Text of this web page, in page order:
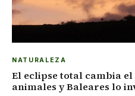
NATURALEZA
El eclipse total cambia
animales y Baleares lo